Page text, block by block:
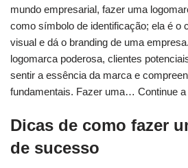
mundo empresarial, fazer uma
como símbolo de identificação; ela é o
visual e dá o branding de uma
logomarca poderosa, clientes
sentir a essência da marca e
fundamentais. Fazer uma… Continue
Dicas de como fazer
de sucesso